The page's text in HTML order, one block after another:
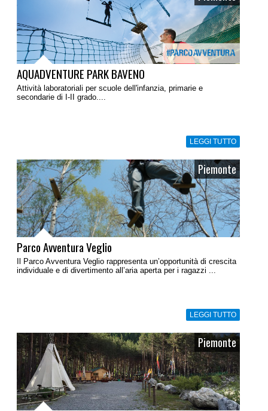
AQUADVENTURE PARK BAVENO
Attività laboratoriali per scuole dell'infanzia, primarie e
secondarie di I-II grado....
LEGGI TUTTO
Piemonte
Parco Avventura Veglio
Il Parco Avventura Veglio rappresenta un’opportunità di crescita
individuale e di divertimento all’aria aperta per i ragazzi ...
LEGGI TUTTO
Piemonte